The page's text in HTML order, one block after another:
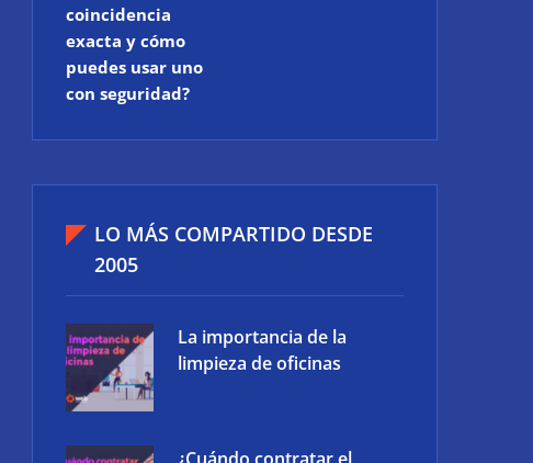
coincidencia
exacta y cómo
puedes usar uno
con seguridad?
LO MÁS COMPARTIDO DESDE
2005
La importancia de la
limpieza de oficinas
¿Cuándo contratar el